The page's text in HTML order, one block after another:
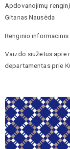
Apdovanojimų
Gitanas Nausėda
Renginio informacinis
Vaizdo siužetus apie
departamentas prie